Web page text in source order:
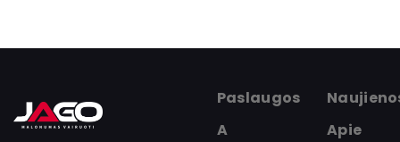
Paslaugos
A
Apie